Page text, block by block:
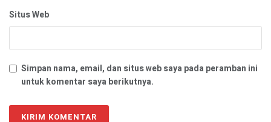
Situs Web
Simpan nama, email, dan situs web saya pada peramban ini
untuk komentar saya berikutnya.